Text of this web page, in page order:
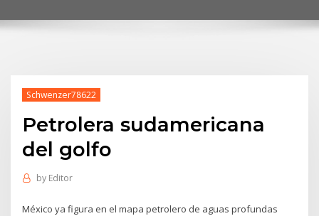
Schwenzer78622
Petrolera sudamericana
del golfo
by Editor
México ya figura en el mapa petrolero de aguas profundas